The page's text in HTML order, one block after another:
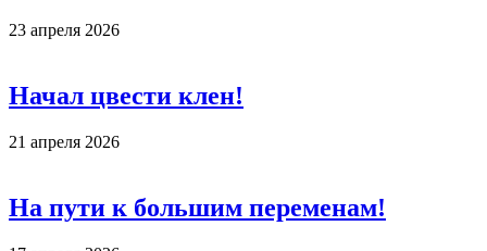
23 апреля 2026
Начал цвести клен!
21 апреля 2026
На пути к большим переменам!